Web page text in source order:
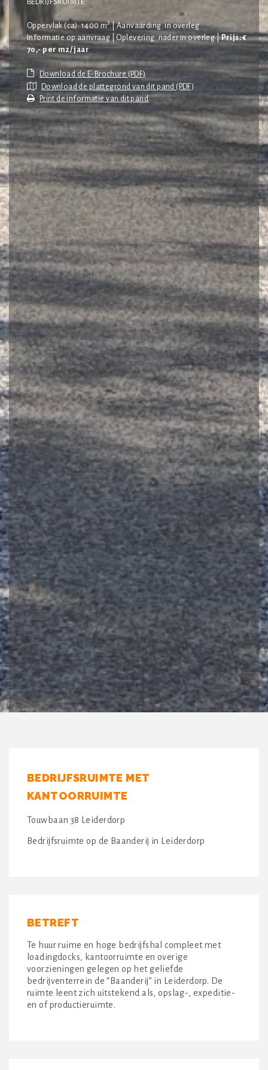
Oppervlak (ca): 1400 m2| Aanvaarding: in overleg
Informatie op aanvraag | Oplevering: nader in overleg |Prijs: €
70,- per m2/ jaar
Download de plattegrond van dit pand (PDF)
Print de informatie van dit pand
BEDRIJFSRUIMTE MET
KANTOORRUIMTE
Touwbaan 38 Leiderdorp
Bedrijfsruimte op de Baanderij in Leiderdorp
BETREFT
Te huur ruime en hoge bedrijfshal compleet met
loadingdocks, kantoorruimte en overige
voorzieningen gelegen op het geliefde
bedrijventerrein de “Baanderij” in Leiderdorp. De
ruimte leent zich uitstekend als, opslag-, expeditie-
en of productieruimte.